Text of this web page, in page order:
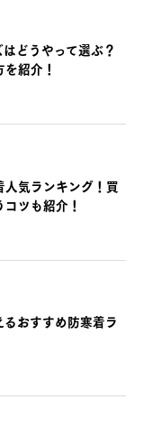
どうやって選ぶ？
紹介！
人気ランキング！買
ツも紹介！
おすすめ防寒着ラ